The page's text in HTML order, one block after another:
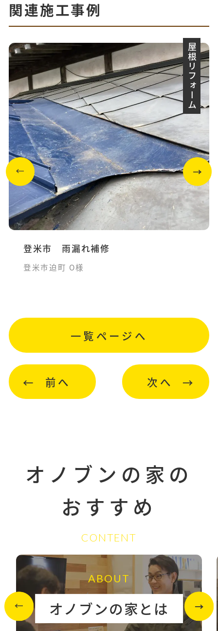
関連施工事例
屋根リフォーム
登米市 雨漏れ補修
登米市迫町 O様
前へ
一覧ページへ
次へ
オノブンの家の
おすすめ
CONTENT
ABOUT
オノブンの家とは